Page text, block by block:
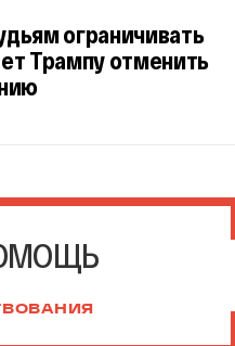
ограничивать
Трампу отменить